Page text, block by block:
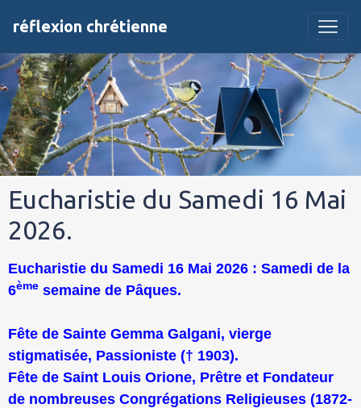
réflexion chrétienne
Eucharistie du Samedi 16 Mai
2026.
Eucharistie du Samedi 16 Mai 2026 : Samedi de la
6ème semaine de Pâques.
Fête de Sainte Gemma Galgani, vierge
stigmatisée, Passioniste († 1903).
Fête de Saint Louis Orione, Prêtre et Fondateur
de nombreuses Congrégations Religieuses (1872-